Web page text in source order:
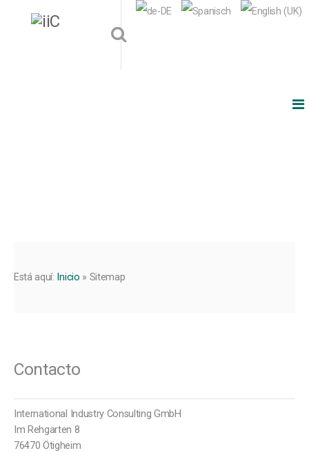
Está aquí: Inicio » Sitemap
Contacto
International Industry Consulting GmbH
Im Rehgarten 8
76470 Ötigheim